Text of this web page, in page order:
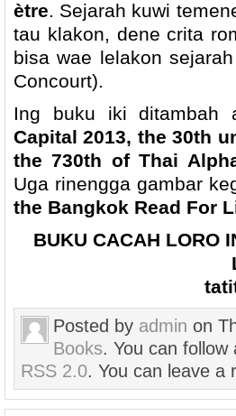
ètre. Sejarah kuwi
tau klakon, dene crita
bisa wae lelakon
Concourt).
Ing buku iki ditambah
Capital 2013, the 30th
the 730th of Thai
Uga rinengga gambar
the Bangkok Read For
BUKU CACAH LORO
Posted by admin on
Books. You can
RSS 2.0. You can leave a